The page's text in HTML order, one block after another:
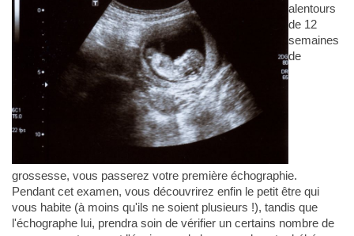
alentours
de 12
semaines
de
grossesse, vous passerez votre première échographie.
Pendant cet examen, vous découvrirez enfin le petit être qui
vous habite (à moins qu'ils ne soient plusieurs !), tandis que
l'échographe lui, prendra soin de vérifier un certains nombre de